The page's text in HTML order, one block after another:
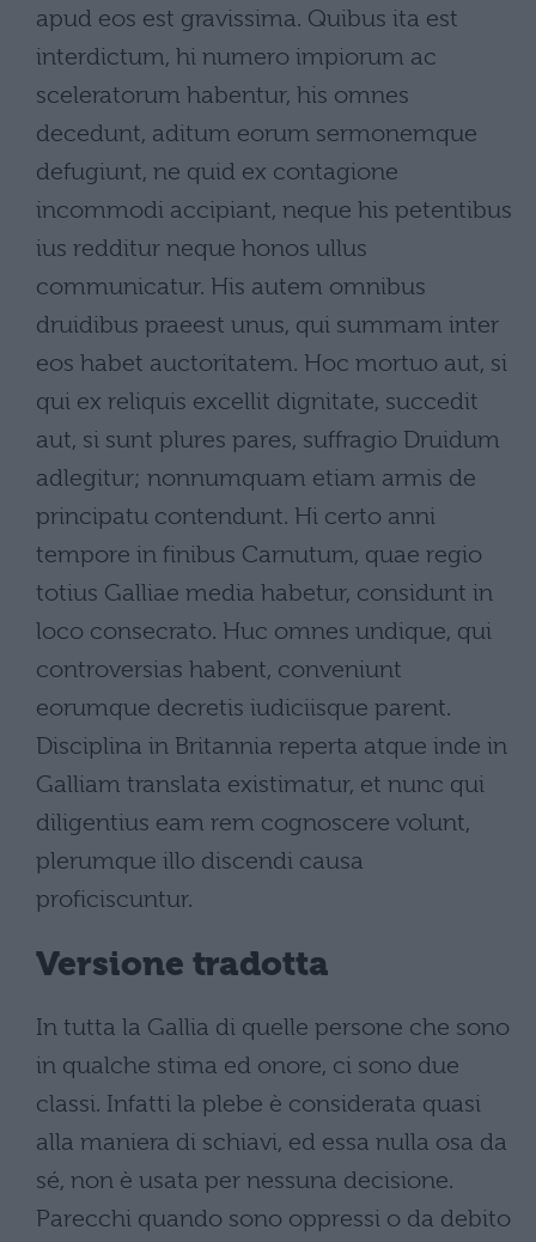
apud eos est gravissima. Quibus ita est
interdictum, hi numero impiorum ac
sceleratorum habentur, his omnes
decedunt, aditum eorum sermonemque
defugiunt, ne quid ex contagione
incommodi accipiant, neque his petentibus
ius redditur neque honos ullus
communicatur. His autem omnibus
druidibus praeest unus, qui summam inter
eos habet auctoritatem. Hoc mortuo aut, si
qui ex reliquis excellit dignitate, succedit
aut, si sunt plures pares, suffragio Druidum
adlegitur; nonnumquam etiam armis de
principatu contendunt. Hi certo anni
tempore in finibus Carnutum, quae regio
totius Galliae media habetur, considunt in
loco consecrato. Huc omnes undique, qui
controversias habent, conveniunt
eorumque decretis iudiciisque parent.
Disciplina in Britannia reperta atque inde in
Galliam translata existimatur, et nunc qui
diligentius eam rem cognoscere volunt,
plerumque illo discendi causa
proficiscuntur.
Versione tradotta
In tutta la Gallia di quelle persone che sono
in qualche stima ed onore, ci sono due
classi. Infatti la plebe è considerata quasi
alla maniera di schiavi, ed essa nulla osa da
sé, non è usata per nessuna decisione.
Parecchi quando sono oppressi o da debito